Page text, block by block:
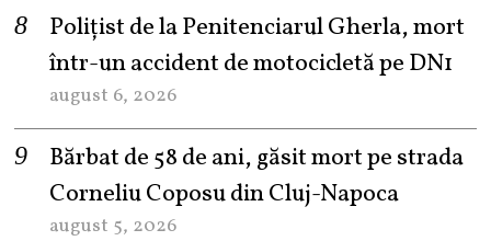
Polițist de la Penitenciarul Gherla, mort
într-un accident de motocicletă pe DN1
august 6, 2026
Bărbat de 58 de ani, găsit mort pe strada
Corneliu Coposu din Cluj-Napoca
august 5, 2026